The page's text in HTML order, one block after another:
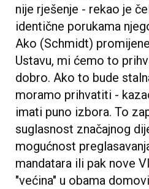
nije rješenje - rekao je
identične porukama
Ako (Schmidt)
Ustavu, mi ćemo to
dobro. Ako to bude
moramo prihvatiti -
imati puno izbora. To
suglasnost značajnog
mogućnost
mandatara ili pak nove
"većina" u obama